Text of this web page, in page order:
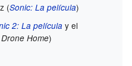
(Sonic: La película)
2: La película y el
Home)